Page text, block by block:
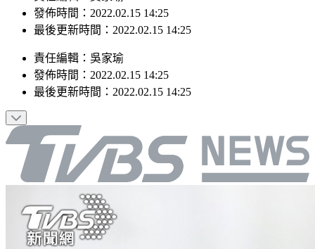
責任編輯：吳家瑜
發佈時間：2022.02.15 14:25
責任編輯 ： 吳家瑜
發佈時間：2022.02.15 14:25